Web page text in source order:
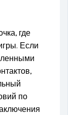
где
Если
по